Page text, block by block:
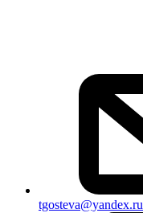
tgosteva@yandex.ru